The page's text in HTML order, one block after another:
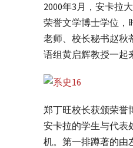
2000年3月，安卡拉
荣誉文学博士学位，
老师、校长秘书赵秋
语组黄启辉教授一起
郑丁旺校长获颁荣誉
安卡拉的学生与代表
机。第一排蹲著的由